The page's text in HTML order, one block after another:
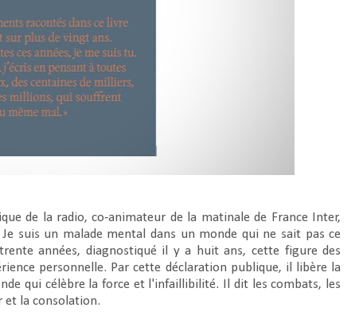
de la radio, co-animateur de la matinale de France Inter,
suis un malade mental dans un monde qui ne sait pas ce
années, diagnostiqué il y a huit ans, cette figure des
personnelle. Par cette déclaration publique, il libère la
qui célèbre la force et l'infaillibilité. Il dit les combats, les
et la consolation.